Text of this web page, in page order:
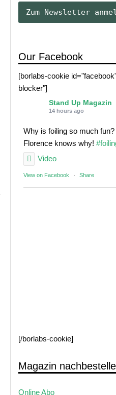
Our Facebook
[borlabs-cookie
blocker"]
Stand Up Magazin
14 hours ago
Why is foiling so much
Florence knows why!
Video
View on Facebook · Share
[/borlabs-cookie]
Magazin
Online Abo